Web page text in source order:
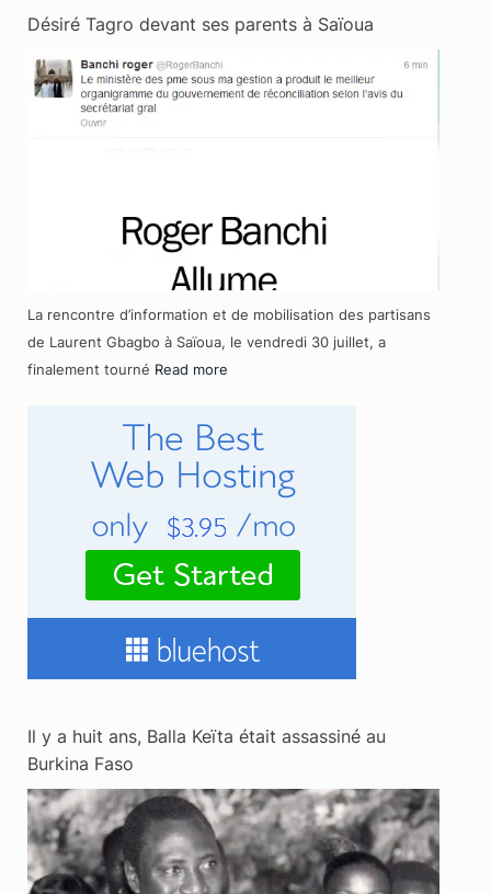
Désiré Tagro devant ses parents à Saïoua
La rencontre d’information et de mobilisation des partisans
de Laurent Gbagbo à Saïoua, le vendredi 30 juillet, a
finalement tourné Read more
Il y a huit ans, Balla Keïta était assassiné au
Burkina Faso